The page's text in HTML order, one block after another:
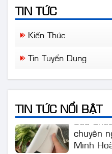
TIN TỨC
Kiến Thức
Tin Tuyển Dụng
TIN TỨC NỔI BẬT
Sửa
chuyên
Minh